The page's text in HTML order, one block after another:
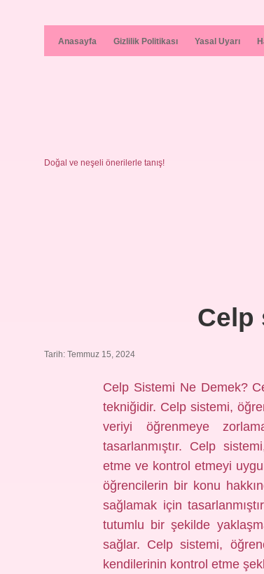
Anasayfa Gizlilik Politikası Yasal Uyarı
Doğal ve neşeli önerilerle tanış!
Celp
Tarih: Temmuz 15, 2024
Celp Sistemi Ne Demek?
tekniğidir. Celp sistemi,
veriyi öğrenmeye
tasarlanmıştır. Celp
etme ve kontrol etmeyi
öğrencilerin bir konu
sağlamak için
tutumlu bir şekilde
sağlar. Celp sistemi,
kendilerinin kontrol etme